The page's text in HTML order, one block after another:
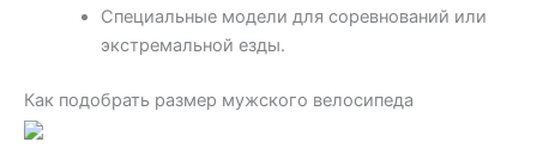
Специальные модели для соревнований или
экстремальной езды.
Как подобрать размер мужского велосипеда